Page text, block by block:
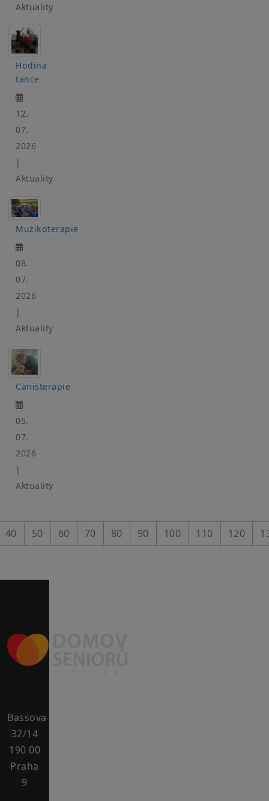
Aktuality
Hodina
tance
12.
07.
2026
|
Aktuality
Muzikoterapie
08.
07.
2026
|
Aktuality
Canisterapie
05.
07.
2026
|
Aktuality
40 50 60 70 80 90 100 110 120
Bassova
32/14
190 00
Praha
9